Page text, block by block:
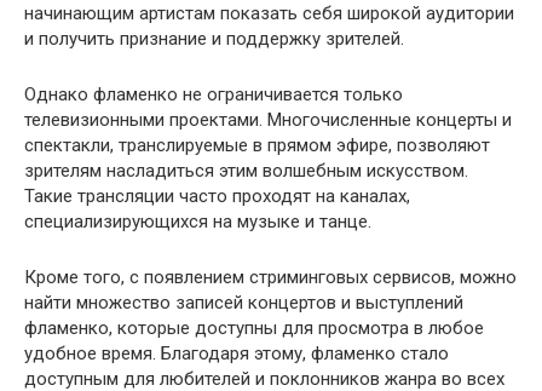
начинающим артистам показать себя широкой аудитории
и получить признание и поддержку зрителей.
Однако фламенко не ограничивается только
телевизионными проектами. Многочисленные концерты и
спектакли, транслируемые в прямом эфире, позволяют
зрителям насладиться этим волшебным искусством.
Такие трансляции часто проходят на каналах,
специализирующихся на музыке и танце.
Кроме того, с появлением стриминговых сервисов, можно
найти множество записей концертов и выступлений
фламенко, которые доступны для просмотра в любое
удобное время. Благодаря этому, фламенко стало
доступным для любителей и поклонников жанра во всех